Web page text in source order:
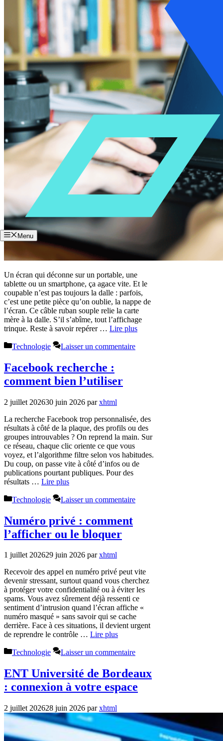
Menu
Un écran qui déconne sur un portable, une
tablette ou un smartphone, ça agace vite. Et le
coupable n’est pas toujours la dalle : parfois,
c’est une petite pièce qu’on oublie, la nappe de
l’écran. Ce câble ruban souple relie la carte
mère à la dalle. S’il s’abîme, tout l’affichage
trinque. Reste à savoir repérer … Lire plus
Catégories
Technologie Laisser un commentaire
Facebook recherche :
comment bien l’utiliser
2 juillet 202630 juin 2026 parxhtml
La recherche Facebook trop personnalisée, des
résultats à côté de la plaque, des profils ou des
groupes introuvables ? On reprend la main. Sur
ce réseau, chaque clic oriente ce que vous
voyez, et l’algorithme filtre selon vos habitudes.
Du coup, on passe vite à côté d’infos ou de
publications pourtant publiques. Pour des
résultats … Lire plus
Catégories
Technologie Laisser un commentaire
Numéro privé : comment
l’afficher ou le bloquer
1 juillet 202629 juin 2026 parxhtml
Recevoir des appel en numéro privé peut vite
devenir stressant, surtout quand vous cherchez
à protéger votre confidentialité ou à éviter les
spams. Vous avez sûrement déjà ressenti ce
sentiment d’intrusion quand l’écran affiche «
numéro masqué » sans savoir qui se cache
derrière. Face à ces situations, il devient urgent
de reprendre le contrôle … Lire plus
Catégories
Technologie Laisser un commentaire
ENT Université de Bordeaux
: connexion à votre espace
2 juillet 202628 juin 2026 parxhtml